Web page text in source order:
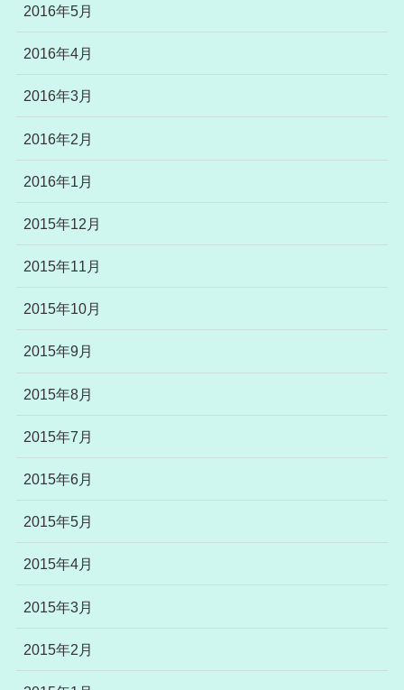
2016年5月
2016年4月
2016年3月
2016年2月
2016年1月
2015年12月
2015年11月
2015年10月
2015年9月
2015年8月
2015年7月
2015年6月
2015年5月
2015年4月
2015年3月
2015年2月